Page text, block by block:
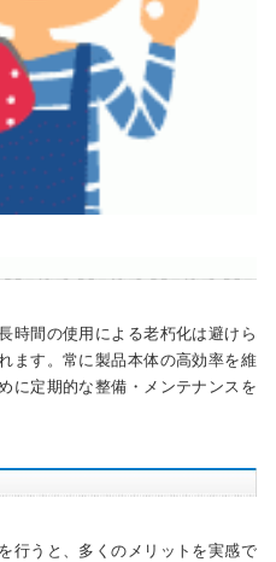
時間の使用による老朽化は避けら
ます。常に製品本体の高効率を維
に定期的な整備・メンテナンスを
行うと、多くのメリットを実感で